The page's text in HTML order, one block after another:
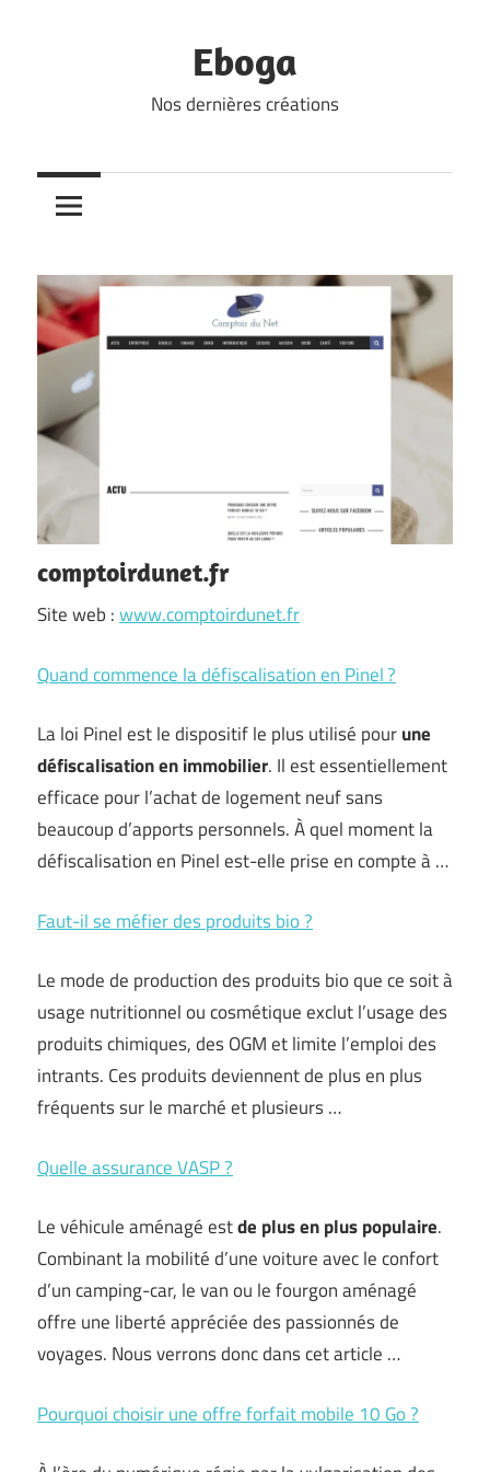
Eboga
Nos dernières créations
comptoirdunet.fr
Site web :www.comptoirdunet.fr
Quand commence la défiscalisation en Pinel ?
La loi Pinel est le dispositif le plus utilisé pourune
défiscalisation en immobilier. Il est essentiellement
efficace pour l’achat de logement neuf sans
beaucoup d’apports personnels. À quel moment la
défiscalisation en Pinel est-elle prise en compte à …
Faut-il se méfier des produits bio ?
Le mode de production des produits bio que ce soit à
usage nutritionnel ou cosmétique exclut l’usage des
produits chimiques, des OGM et limite l’emploi des
intrants. Ces produits deviennent de plus en plus
fréquents sur le marché et plusieurs …
Quelle assurance VASP ?
Le véhicule aménagé estde plus en plus populaire.
Combinant la mobilité d’une voiture avec le confort
d’un camping-car, le van ou le fourgon aménagé
offre une liberté appréciée des passionnés de
voyages. Nous verrons donc dans cet article …
Pourquoi choisir une offre forfait mobile 10 Go ?